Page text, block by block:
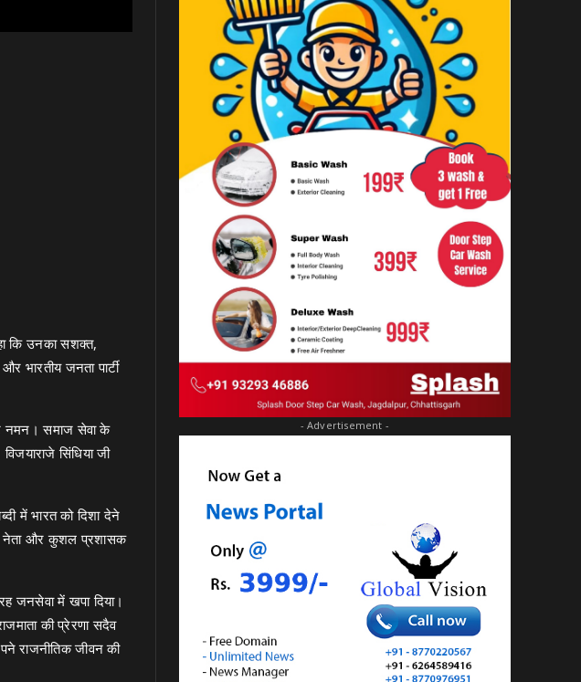
कि उनका सशक्त,
भारतीय जनता पार्टी
नमन। समाज सेवा के
सिंधिया जी
में भारत को दिशा देने
नेता और कुशल प्रशासक
जनसेवा में खपा दिया।
की प्रेरणा सदैव
राजनीतिक जीवन की
- Advertisement -